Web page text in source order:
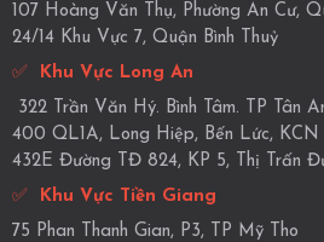
107 Hoàng Văn Thụ, Phường An Cư,
24/14 Khu Vực 7, Quận Bình Thuỷ
✅ Khu Vực Long An
322 Trần Văn Hý. Bình Tâm. TP Tân
400 QL1A, Long Hiệp, Bến Lức, KCN
432E Đường TĐ 824, KP 5, Thị Trấn
✅ Khu Vực Tiền Giang
75 Phan Thanh Gian, P3, TP Mỹ Tho